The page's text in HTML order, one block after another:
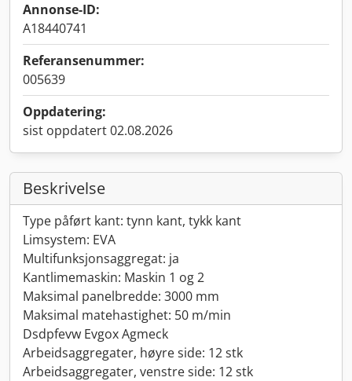
Annonse-ID:
A18440741
Referansenummer:
005639
Oppdatering:
sist oppdatert 02.08.2026
Beskrivelse
Type påført kant: tynn kant, tykk kant
Limsystem: EVA
Multifunksjonsaggregat: ja
Kantlimemaskin: Maskin 1 og 2
Maksimal panelbredde: 3000 mm
Maksimal matehastighet: 50 m/min
Dsdpfevw Evgox Agmeck
Arbeidsaggregater, høyre side: 12 stk
Arbeidsaggregater, venstre side: 12 stk